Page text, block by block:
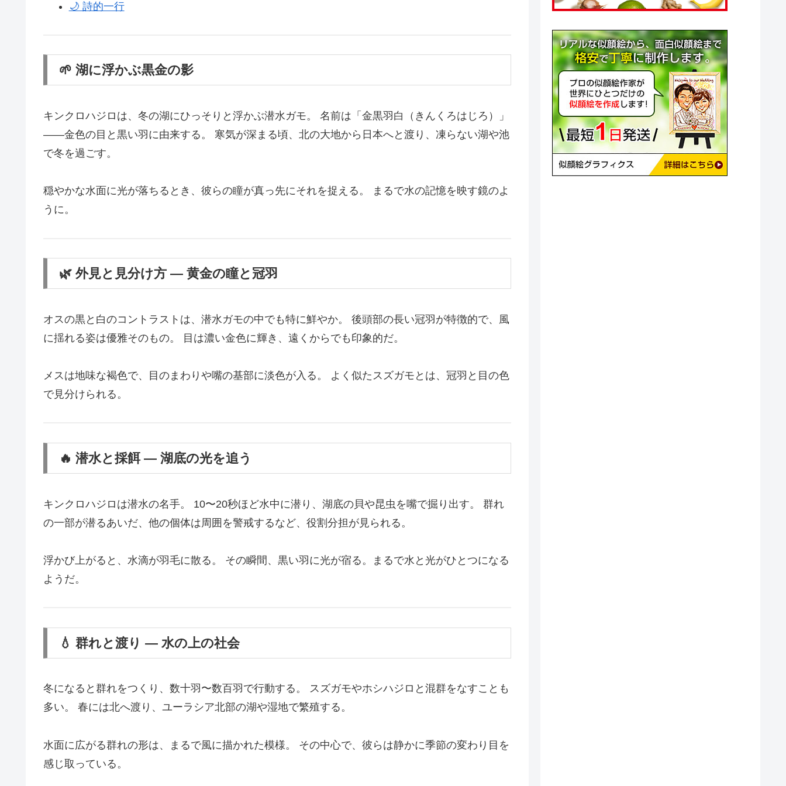
🌙 詩的一行
🌱 湖に浮かぶ黒金の影
キンクロハジロは、冬の湖にひっそりと浮かぶ潜水ガモ。 名前は「金黒羽白（きんくろはじろ）」
――金色の目と黒い羽に由来する。 寒気が深まる頃、北の大地から日本へと渡り、凍らない湖や池
で冬を過ごす。
穏やかな水面に光が落ちるとき、彼らの瞳が真っ先にそれを捉える。 まるで水の記憶を映す鏡のよ
うに。
🌿 外見と見分け方 ― 黄金の瞳と冠羽
オスの黒と白のコントラストは、潜水ガモの中でも特に鮮やか。 後頭部の長い冠羽が特徴的で、風
に揺れる姿は優雅そのもの。 目は濃い金色に輝き、遠くからでも印象的だ。
メスは地味な褐色で、目のまわりや嘴の基部に淡色が入る。 よく似たスズガモとは、冠羽と目の色
で見分けられる。
🔥 潜水と採餌 ― 湖底の光を追う
キンクロハジロは潜水の名手。 10〜20秒ほど水中に潜り、湖底の貝や昆虫を嘴で掘り出す。 群れ
の一部が潜るあいだ、他の個体は周囲を警戒するなど、役割分担が見られる。
浮かび上がると、水滴が羽毛に散る。 その瞬間、黒い羽に光が宿る。まるで水と光がひとつになる
ようだ。
💧 群れと渡り ― 水の上の社会
冬になると群れをつくり、数十羽〜数百羽で行動する。 スズガモやホシハジロと混群をなすことも
多い。 春には北へ渡り、ユーラシア北部の湖や湿地で繁殖する。
水面に広がる群れの形は、まるで風に描かれた模様。 その中心で、彼らは静かに季節の変わり目を
感じ取っている。